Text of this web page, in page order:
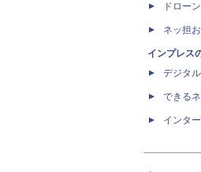
ドロー
ネッ担
インプレス
デジタ
できる
インタ